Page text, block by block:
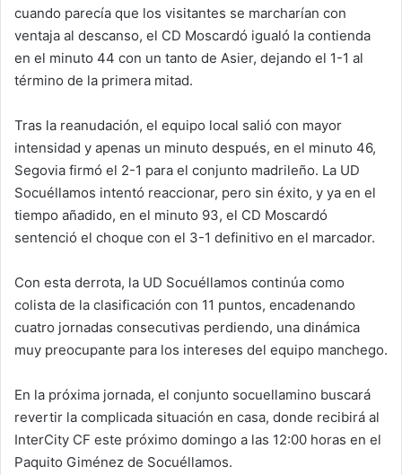
cuando parecía que los visitantes se marcharían con
ventaja al descanso, el CD Moscardó igualó la contienda
en el minuto 44 con un tanto de Asier, dejando el 1-1 al
término de la primera mitad.
Tras la reanudación, el equipo local salió con mayor
intensidad y apenas un minuto después, en el minuto 46,
Segovia firmó el 2-1 para el conjunto madrileño. La UD
Socuéllamos intentó reaccionar, pero sin éxito, y ya en el
tiempo añadido, en el minuto 93, el CD Moscardó
sentenció el choque con el 3-1 definitivo en el marcador.
Con esta derrota, la UD Socuéllamos continúa como
colista de la clasificación con 11 puntos, encadenando
cuatro jornadas consecutivas perdiendo, una dinámica
muy preocupante para los intereses del equipo manchego.
En la próxima jornada, el conjunto socuellamino buscará
revertir la complicada situación en casa, donde recibirá al
InterCity CF este próximo domingo a las 12:00 horas en el
Paquito Giménez de Socuéllamos.